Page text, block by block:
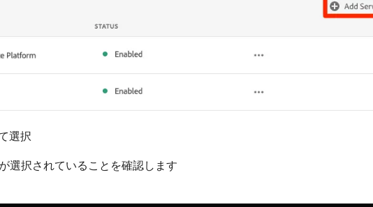
選択
が選択されていることを確認します